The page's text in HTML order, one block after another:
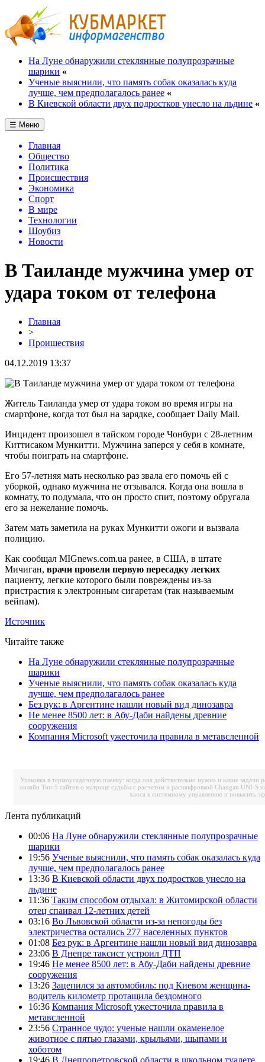
На Луне обнаружили стеклянные полупрозрачные
шарики «
Ученые выяснили, что память собак оказалась куда
лучше, чем предполагалось ранее «
В Киевской области двух подростков унесло на льдине «
☰ Меню
Главная
Общество
Политика
Происшествия
Экономика
Спорт
В мире
Технологии
Шоубиз
Новости
В Таиланде мужчина умер от
удара током от телефона
Главная
>
Проишествия
04.12.2019 13:37
Житель Таиланда умер от удара током во время игры на
смартфоне, когда тот был на зарядке, сообщает Daily Mail.
Инцидент произошел в тайском городе Чонбури с 28-летним
Киттисаком Мункитти. Мужчина заперся у себя в комнате,
чтобы поиграть на смартфоне.
Его 57-летняя мать несколько раз звала его помочь ей с
уборкой, однако мужчина не отзывался. Когда она вошла в
комнату, то подумала, что он просто спит, поэтому обругала
его за нежелание помочь.
Затем мать заметила на руках Мункитти ожоги и вызвала
полицию.
Как сообщал MIGnews.com.uа ранее, в США, в штате
Мичиган, врачи провели первую пересадку легких
пациенту, легкие которого были повреждены из-за
пристрастия к электронным сигаретам (так называемым
вейпам).
Источник
Читайте также
На Луне обнаружили стеклянные полупрозрачные
шарики
Ученые выяснили, что память собак оказалась куда
лучше, чем предполагалось ранее
Без рук: в Аргентине нашли новый вид динозавра
Не менее 8500 лет: в Абу-Даби найдены древние
сооружения
Компания Microsoft ужесточила правила в метавсленной
Упаковка в термоусадочную пленку: когда она действительно нужна и какие задачи
онлайн Топ-5 сайтов о матрице судьбы с расчетом и расшифровкой Changan UNI-S
хаоса к системному управлению и повысить
Лента публикаций
00:06 На Луне обнаружили стеклянные полупрозрачные
шарики
19:56 Ученые выяснили, что память собак оказалась куда
лучше, чем предполагалось ранее
13:36 В Киевской области двух подростков унесло на
льдине
11:36 Таким способом отдыхал: в Житомирской области
отец спаивал 12-летних детей
03:16 Во Львовской области из-за непогоды без
электричества остались 277 населенных пунктов
01:08 Без рук: в Аргентине нашли новый вид динозавра
23:06 В Днепре таксист устроил ДТП
19:46 Не менее 8500 лет: в Абу-Даби найдены древние
сооружения
13:26 Зацепился за автомобиль: под Киевом женщина-
водитель километр протащила бездомного
16:36 Компания Microsoft ужесточила правила в
метавсленной
23:56 Странное чудо: ученые нашли окаменелое
животное с пятью глазами, крыльями, шыпами и
хоботом
19:46 В Днепропетровской области в школьном туалете